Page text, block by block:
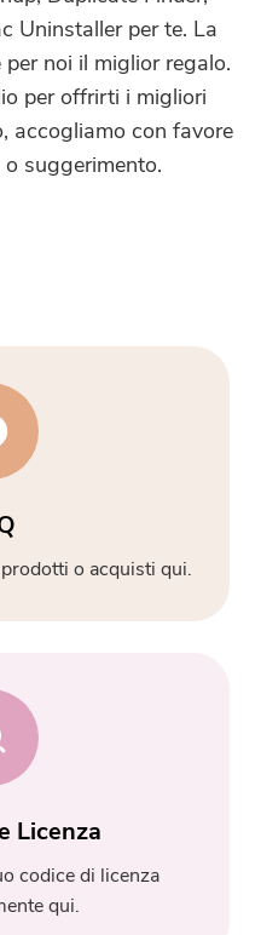
Uninstaller per te. La
noi il miglior regalo.
per offrirti i migliori
accogliamo con favore
suggerimento.
o acquisti qui.
Licenza
codice di licenza
qui.